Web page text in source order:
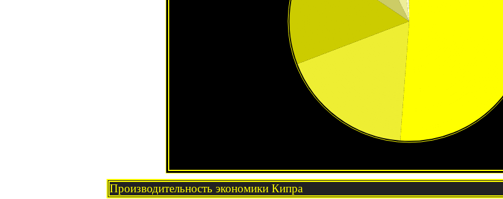
Производительность экономики Кипра